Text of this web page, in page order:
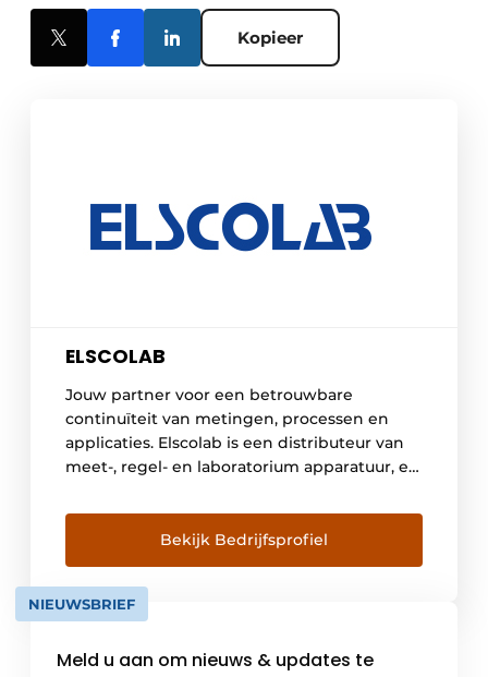
Kopieer
ELSCOLAB
Jouw partner voor een betrouwbare
continuïteit van metingen, processen en
applicaties. Elscolab is een distributeur van
meet-, regel- en laboratorium apparatuur, en
continuïteit van metingen, processen en
applicaties. Naast het juiste materiaal bieden
wij ook de juiste kennis aan. De
toepassingen bij de klanten blijven
probleemloos draaien door […]
Bekijk Bedrijfsprofiel
NIEUWSBRIEF
Meld u aan om nieuws & updates te